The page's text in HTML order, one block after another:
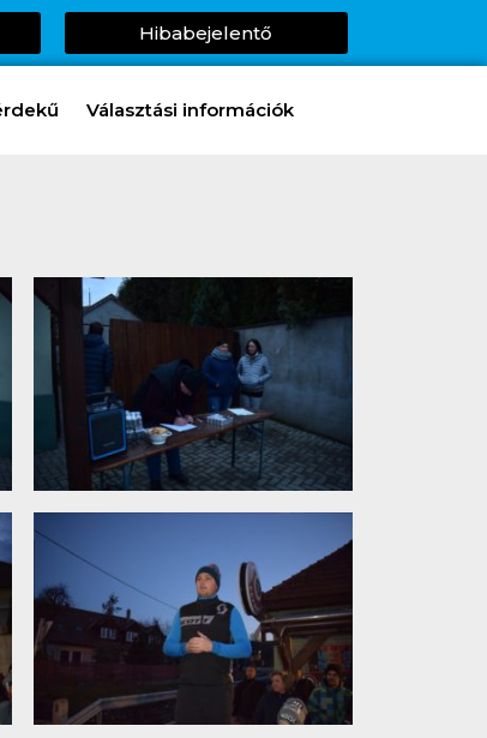
Hibabejelentő
Választási információk